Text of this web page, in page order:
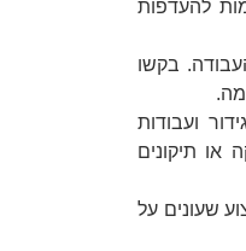
להעדפות
בקשו
ועבודות
או תיקונים
שעונים על